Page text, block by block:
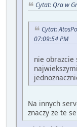
Cytat: Qra w
Cytat:
07:09:54 PM
nie obrazcie
Na innych
znaczy że te